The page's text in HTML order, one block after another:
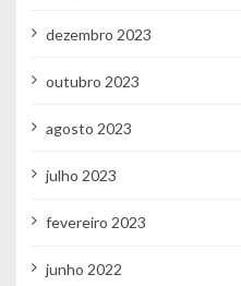
dezembro 2023
outubro 2023
agosto 2023
julho 2023
fevereiro 2023
junho 2022